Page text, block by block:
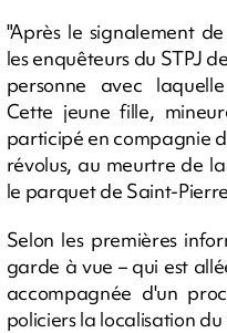
"Après le signalement
les enquêteurs du STPJ
personne avec
Cette jeune fille,
participé en compagnie
révolus, au meurtre de
le parquet de Saint-
Selon les premières
garde à vue – qui est
accompagnée d'un
policiers la localisation du